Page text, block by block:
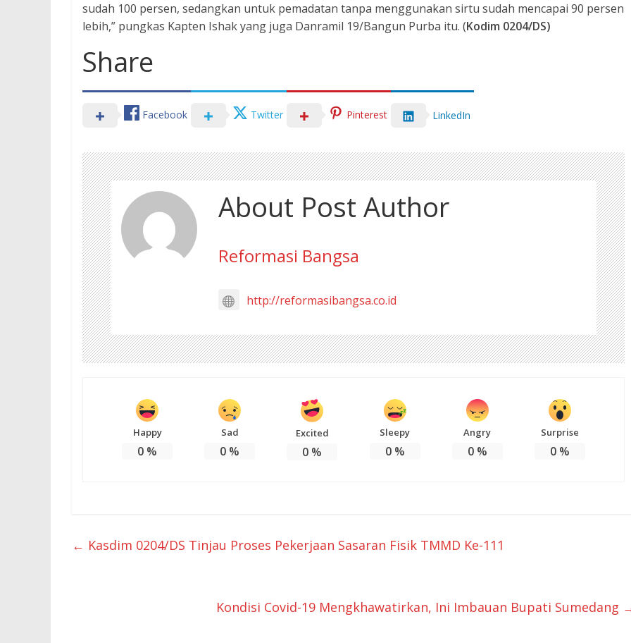
sudah 100 persen, sedangkan untuk pemadatan tanpa menggunakan sirtu sudah mencapai 90 persen
lebih,” pungkas Kapten Ishak yang juga Danramil 19/Bangun Purba itu. (Kodim 0204/DS)
Share
Facebook Twitter Pinterest LinkedIn
About Post Author
Reformasi Bangsa
http://reformasibangsa.co.id
Happy
0 %
Sad
0 %
Excited
0 %
Sleepy
0%
Angry
0%
Surprise
0%
← Kasdim 0204/DS Tinjau Proses Pekerjaan Sasaran Fisik TMMD Ke-111
Kondisi Covid-19 Mengkhawatirkan, Ini Imbauan Bupati Sumedang